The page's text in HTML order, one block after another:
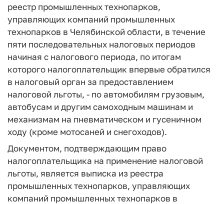
реестр промышленных технопарков,
управляющих компаний промышленных
технопарков в Челябинской области, в течение
пяти последовательных налоговых периодов
начиная с налогового периода, по итогам
которого налогоплательщик впервые обратился
в налоговый орган за предоставлением
налоговой льготы, - по автомобилям грузовым,
автобусам и другим самоходным машинам и
механизмам на пневматическом и гусеничном
ходу (кроме мотосаней и снегоходов).
Документом, подтверждающим право
налогоплательщика на применение налоговой
льготы, является выписка из реестра
промышленных технопарков, управляющих
компаний промышленных технопарков в